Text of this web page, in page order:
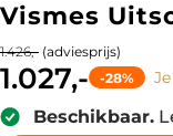
Vismes
1.426,- (adviesprijs)
1.027,- -28%
Beschikbaar.